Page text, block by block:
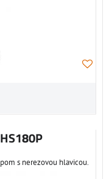
s nerezovou hlavicou.